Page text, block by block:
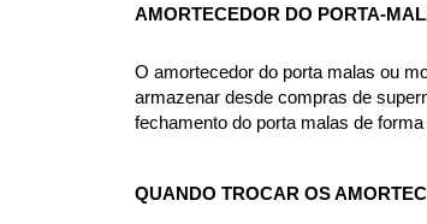
AMORTECEDOR DO PORTA-
O amortecedor do porta malas ou
armazenar desde compras de
fechamento do porta malas de
QUANDO TROCAR OS